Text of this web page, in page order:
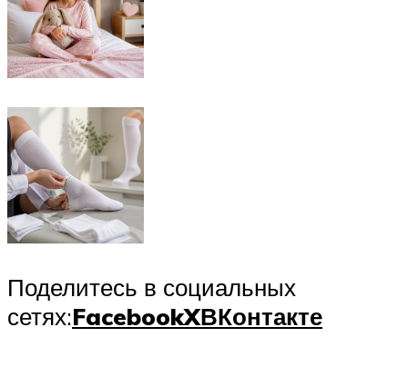
Поделитесь в социальных
сетях:FacebookXВКонтакте